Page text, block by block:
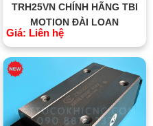
TRH25VN CHÍNH HÃNG TBI
MOTION ĐÀI LOAN
Giá: Liên hệ